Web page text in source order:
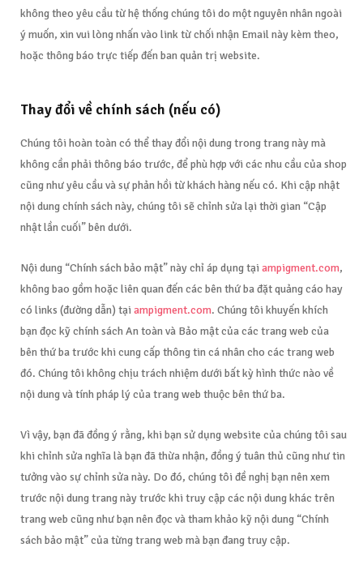
không theo yêu cầu từ hệ thống chúng tôi do một nguyên nhân ngoài
ý muốn, xin vui lòng nhấn vào link từ chối nhận Email này kèm theo,
hoặc thông báo trực tiếp đến ban quản trị website.
Thay đổi về chính sách (nếu có)
Chúng tôi hoàn toàn có thể thay đổi nội dung trong trang này mà
không cần phải thông báo trước, để phù hợp với các nhu cầu của shop
cũng như yêu cầu và sự phản hồi từ khách hàng nếu có. Khi cập nhật
nội dung chính sách này, chúng tôi sẽ chỉnh sửa lại thời gian “Cập
nhật lần cuối” bên dưới.
Nội dung “Chính sách bảo mật” này chỉ áp dụng tại ampigment.com,
không bao gồm hoặc liên quan đến các bên thứ ba đặt quảng cáo hay
có links (đường dẫn) tại ampigment.com. Chúng tôi khuyến khích
bạn đọc kỹ chính sách An toàn và Bảo mật của các trang web của
bên thứ ba trước khi cung cấp thông tin cá nhân cho các trang web
đó. Chúng tôi không chịu trách nhiệm dưới bất kỳ hình thức nào về
nội dung và tính pháp lý của trang web thuộc bên thứ ba.
Vì vậy, bạn đã đồng ý rằng, khi bạn sử dụng website của chúng tôi sau
khi chỉnh sửa nghĩa là bạn đã thừa nhận, đồng ý tuân thủ cũng như tin
tưởng vào sự chỉnh sửa này. Do đó, chúng tôi đề nghị bạn nên xem
trước nội dung trang này trước khi truy cập các nội dung khác trên
trang web cũng như bạn nên đọc và tham khảo kỹ nội dung “Chính
sách bảo mật” của từng trang web mà bạn đang truy cập.